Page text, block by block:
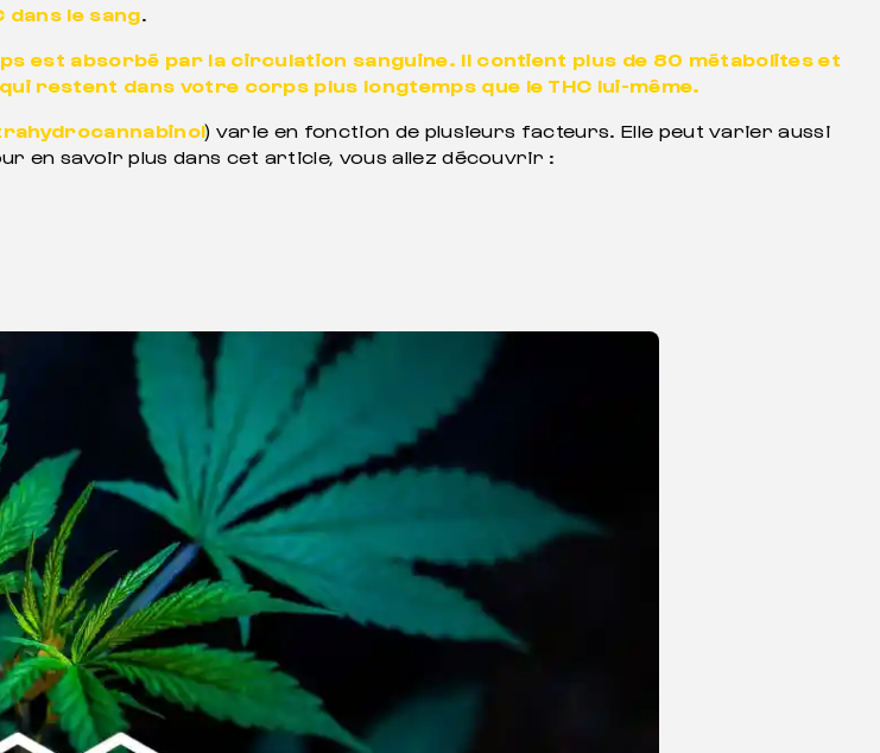
dans le sang
est absorbé par la circulation sanguine. Il contient plus de 80 métabolites et
restent dans votre corps plus longtemps que le THC lui-même.
) varie en fonction de plusieurs facteurs. Elle peut varier aussi
en savoir plus dans cet article, vous allez découvrir :